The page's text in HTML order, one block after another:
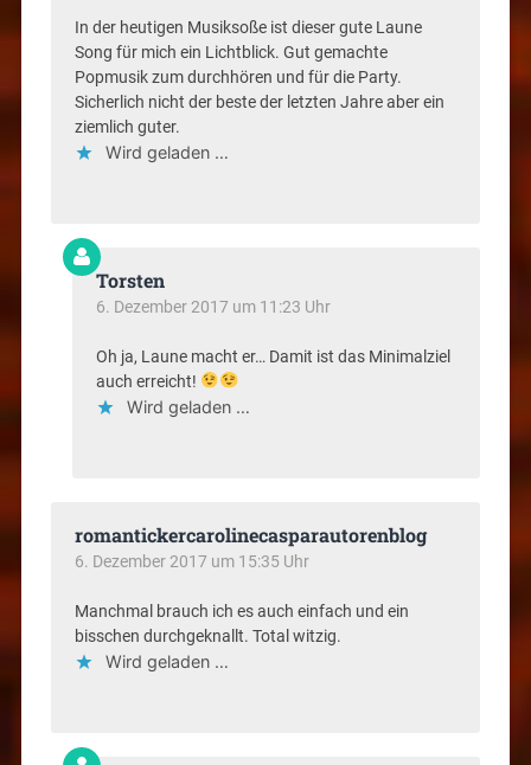
In der heutigen Musiksoße ist dieser gute Laune
Song für mich ein Lichtblick. Gut gemachte
Popmusik zum durchhören und für die Party.
Sicherlich nicht der beste der letzten Jahre aber ein
ziemlich guter.
Wird geladen …
Torsten
6. Dezember 2017 um 11:23 Uhr
Oh ja, Laune macht er… Damit ist das Minimalziel
auch erreicht!
Wird geladen …
romantickercarolinecasparautorenblog
6. Dezember 2017 um 15:35 Uhr
Manchmal brauch ich es auch einfach und ein
bisschen durchgeknallt. Total witzig.
Wird geladen …